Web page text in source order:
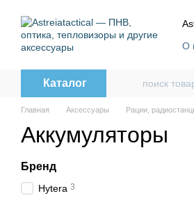
О
Каталог
Главная Аксессуары Рации,
Аккумуляторы
Бренд
Hytera 3